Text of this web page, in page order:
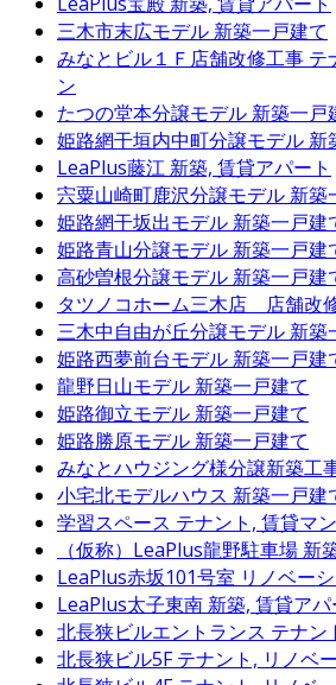
三木市末広モデル 新築一戸建て
みなとビル１Ｆ店舗改修工事 テ
ン
たつの堂本分譲モデル 新築一戸
姫路網干垣内中町分譲モデル 新
LeaPlus藤江 新築, 賃貸アパート
宍粟山崎町鹿沢分譲モデル 新築
姫路網干坂出モデル 新築一戸建
姫路青山分譲モデル 新築一戸建
高砂曽根分譲モデル 新築一戸建
タツノコホーム三木店 店舗改
三木中自由が丘分譲モデル 新築
姫路西夢前台モデル 新築一戸建
龍野日山モデル 新築一戸建て
姫路御立モデル 新築一戸建て
姫路勝原モデル 新築一戸建て
みなとハウジング様分譲新築工
小宅北モデルハウス 新築一戸建
学習スペース テナント, 賃貸マ
（仮称）LeaPlus龍野駐車場 新
LeaPlus赤坂101号室 リノベー
LeaPlus太子東南 新築, 賃貸アパ
北長狭ビルエントランス テナン
北長狭ビル5Fテナント, リノベ